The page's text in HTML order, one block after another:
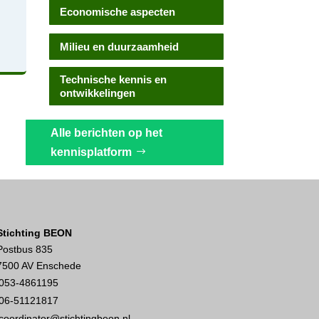
Economische aspecten
Milieu en duurzaamheid
Technische kennis en
ontwikkelingen
Alle berichten op het
kennisplatform
BEON
835
AV Enschede
4861195
51121817